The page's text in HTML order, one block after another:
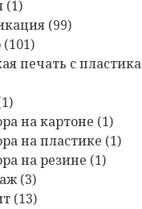
(1)
(99)
(101)
печать с пластика
на картоне (1)
на пластике (1)
на резине (1)
(3)
(13)